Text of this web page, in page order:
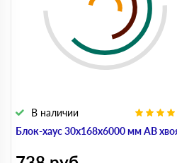
Блок-хаус 30x168x6000 мм АВ
В наличии